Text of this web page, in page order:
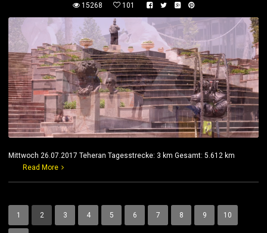
15268 101
Mittwoch 26.07.2017 Teheran Tagesstrecke: 3 km Gesamt: 5.612 km
Read More
1 2 3 4 5 6 7 8 9 10